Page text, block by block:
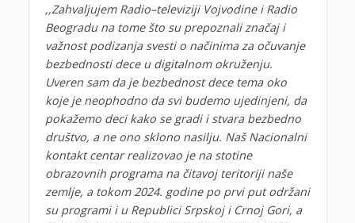
,,Zahvaljujem Radio–televiziji Vojvodine i Radio
Beogradu na tome što su prepoznali značaj i
važnost podizanja svesti o načinima za očuvanje
bezbednosti dece u digitalnom okruženju.
Uveren sam da je bezbednost dece tema oko
koje je neophodno da svi budemo ujedinjeni, da
pokažemo deci kako se gradi i stvara bezbedno
društvo, a ne ono sklono nasilju. Naš Nacionalni
kontakt centar realizovao je na stotine
obrazovnih programa na čitavoj teritoriji naše
zemlje, a tokom 2024. godine po prvi put održani
su programi i u Republici Srpskoj i Crnoj Gori, a